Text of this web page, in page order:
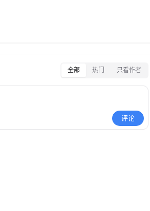
全部 热门 只看作者
评论